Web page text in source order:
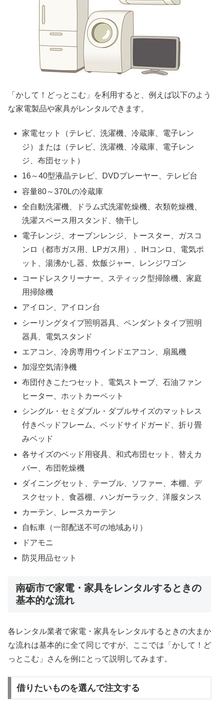
「かして！どっとこむ」を利用すると、例えば以下のよう
な家電製品や家具がレンタルできます。
家電セット（テレビ、洗濯機、冷蔵庫、電子レン
ジ）または（テレビ、洗濯機、冷蔵庫、電子レン
ジ、布団セット）
16～40型液晶テレビ、DVDプレーヤー、テレビ台
容量80～370Lの冷蔵庫
全自動洗濯機、ドラム式洗濯乾燥機、衣類乾燥機、
洗濯スペース用スタンド、物干し
電子レンジ、オーブンレンジ、トースター、ガスコ
ンロ（都市ガス用、LPガス用）、IHコンロ、電気ポ
ット、湯沸かし器、炊飯ジャー、レンジワゴン
コードレスクリーナー、スティック型掃除機、家庭
用掃除機
アイロン、アイロン台
シーリングタイプ照明器具、ペンダントタイプ照明
器具、電気スタンド
エアコン、冷房専用ウインドエアコン、扇風機
加湿空気清浄機
布団付きこたつセット、電気ストーブ、石油ファン
ヒーター、ホットカーペット
シングル・セミダブル・ダブルサイズのマットレス
付きベッドフレーム、ベッドサイドガード、折り畳
みベッド
各サイズのベッド用寝具、和式布団セット、替えカ
バー、布団乾燥機
ダイニングセット、テーブル、ソファー、本棚、デ
スクセット、食器棚、ハンガーラック、洋服タンス
カーテン、レースカーテン
自転車（一部配送不可の地域あり）
ドアモニ
防災用品セット
南砺市で家電・家具をレンタルするときの
基本的な流れ
各レンタル業者で家電・家具をレンタルするときの大まか
な流れは基本的に全て同じですが、ここでは「かして！ど
っとこむ」さんを例にとって説明してみます。
借りたいものを選んで注文する